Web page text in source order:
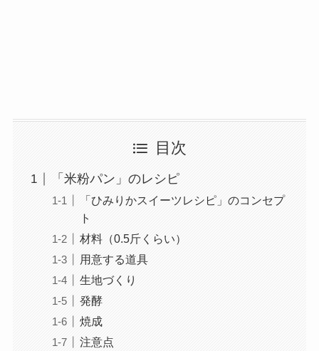
目次
「米粉パン」のレシピ
「ひみりかスイーツレシピ」のコンセプ
ト
材料（0.5斤くらい）
用意する道具
生地づくり
発酵
焼成
注意点